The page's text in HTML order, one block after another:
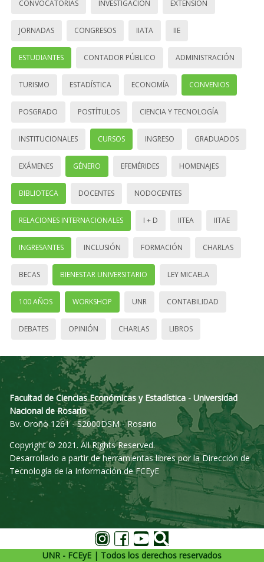
CONVOCATORIAS INVESTIGACIÓN EXTENSIÓN
JORNADAS CONGRESOS IIATA IIE
ESTUDIANTES CONTADOR PÚBLICO ADMINISTRACIÓN
TURISMO ESTADÍSTICA ECONOMÍA CONVENIOS
POSGRADO POSTÍTULOS CIENCIA Y TECNOLOGÍA
INSTITUCIONALES CURSOS INGRESO GRADUADOS
EXÁMENES GÉNERO EFEMÉRIDES HOMENAJES
BIBLIOTECA DOCENTES NODOCENTES
RELACIONES INTERNACIONALES I + D IITEA IITAE
INGRESANTES INCLUSIÓN FORMACIÓN CHARLAS
BECAS BIENESTAR UNIVERSITARIO LEY MICAELA
100 AÑOS WORKSHOP UNR CONTABILIDAD
DEBATES OPINIÓN CHARLAS LIBROS
Facultad de Ciencias Económicas y Estadística - Universidad
Nacional de Rosario
Bv. Oroño 1261 - S2000DSM - Rosario
Copyright © 2021. All Rights Reserved.
Desarrollado a partir de herramientas libres por la Dirección de
Tecnología de la Información de FCEyE
UNR - FCEyE | Todos los derechos reservados